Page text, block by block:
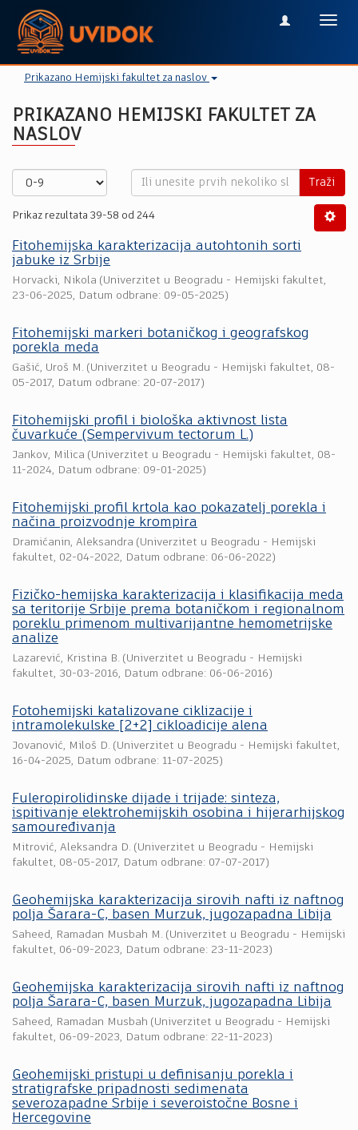
Prikazano Hemijski fakultet za naslov
PRIKAZANO HEMIJSKI FAKULTET ZA
NASLOV
Traži
Prikaz rezultata 39-58 od 244
Fitohemijska karakterizacija autohtonih sorti
jabuke iz Srbije
Horvacki, Nikola (Univerzitet u Beogradu - Hemijski fakultet,
23-06-2025, Datum odbrane: 09-05-2025)
Fitohemijski markeri botaničkog i geografskog
porekla meda
Gašić, Uroš M. (Univerzitet u Beogradu - Hemijski fakultet, 08-
05-2017, Datum odbrane: 20-07-2017)
Fitohemijski profil i biološka aktivnost lista
čuvarkuće (Sempervivum tectorum L.)
Jankov, Milica (Univerzitet u Beogradu - Hemijski fakultet, 08-
11-2024, Datum odbrane: 09-01-2025)
Fitohemijski profil krtola kao pokazatelj porekla i
načina proizvodnje krompira
Dramićanin, Aleksandra (Univerzitet u Beogradu - Hemijski
fakultet, 02-04-2022, Datum odbrane: 06-06-2022)
Fizičko-hemijska karakterizacija i klasifikacija meda
sa teritorije Srbije prema botaničkom i regionalnom
poreklu primenom multivarijantne hemometrijske
analize
Lazarević, Kristina B. (Univerzitet u Beogradu - Hemijski
fakultet, 30-03-2016, Datum odbrane: 06-06-2016)
Fotohemijski katalizovane ciklizacije i
intramolekulske [2+2] cikloadicije alena
Jovanović, Miloš D. (Univerzitet u Beogradu - Hemijski fakultet,
16-04-2025, Datum odbrane: 11-07-2025)
Fuleropirolidinske dijade i trijade: sinteza,
ispitivanje elektrohemijskih osobina i hijerarhijskog
samouređivanja
Mitrović, Aleksandra D. (Univerzitet u Beogradu - Hemijski
fakultet, 08-05-2017, Datum odbrane: 07-07-2017)
Geohemijska karakterizacija sirovih nafti iz naftnog
polja Šarara-C, basen Murzuk, jugozapadna Libija
Saheed, Ramadan Musbah M. (Univerzitet u Beogradu - Hemijski
fakultet, 06-09-2023, Datum odbrane: 23-11-2023)
Geohemijska karakterizacija sirovih nafti iz naftnog
polja Šarara-C, basen Murzuk, jugozapadna Libija
Saheed, Ramadan Musbah (Univerzitet u Beogradu - Hemijski
fakultet, 06-09-2023, Datum odbrane: 22-11-2023)
Geohemijski pristupi u definisanju porekla i
stratigrafske pripadnosti sedimenata
severozapadne Srbije i severoistočne Bosne i
Hercegovine